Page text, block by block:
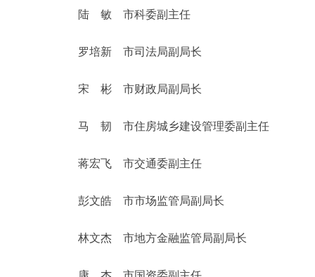
陆 敏 市科委副主任
罗培新 市司法局副局长
宋 彬 市财政局副局长
马 韧 市住房城乡建设管理委副主任
蒋宏飞 市交通委副主任
彭文皓 市市场监管局副局长
林文杰 市地方金融监管局副局长